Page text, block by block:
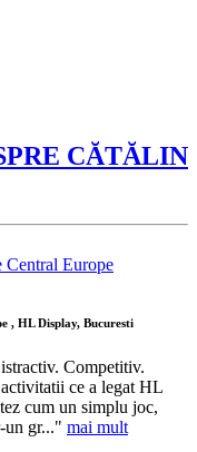
CĂTĂLIN
, HL Display, Bucuresti
Competitiv.
ce a legat HL
cum un simplu joc,
un gr..." mai mult